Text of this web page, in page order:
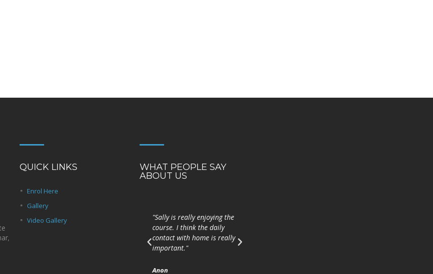
QUICK LINKS
Enrol Here
Gallery
Video Gallery
WHAT PEOPLE SAY
ABOUT US
Is coláiste iontach é
Coláiste Laichtín. Bhain mé
"Sally is really enjoying the
course. I think the daily
contact with home is really
important."
Anon